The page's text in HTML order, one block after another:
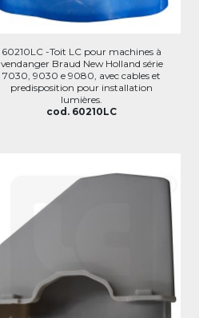
60210LC -Toit LC pour machines à
vendanger Braud New Holland série
7030, 9030 e 9080, avec cables et
predisposition pour installation
lumières.
cod. 60210LC